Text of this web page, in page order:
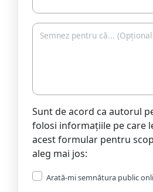
Sunt de acord ca autorul
folosi informațiile pe care
acest formular pentru
aleg mai jos:
Arată-mi semnătura public